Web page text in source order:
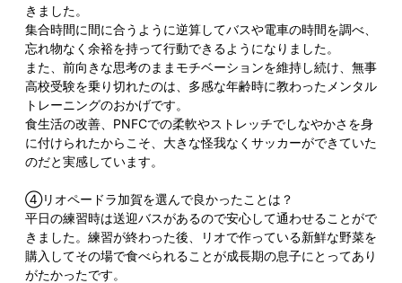
きました。
集合時間に間に合うように逆算してバスや電車の時間を調べ、
忘れ物なく余裕を持って行動できるようになりました。
また、前向きな思考のままモチベーションを維持し続け、無事
高校受験を乗り切れたのは、多感な年齢時に教わったメンタル
トレーニングのおかげです。
食生活の改善、PNFCでの柔軟やストレッチでしなやかさを身
に付けられたからこそ、大きな怪我なくサッカーができていた
のだと実感しています。
④リオペードラ加賀を選んで良かったことは？
平日の練習時は送迎バスがあるので安心して通わせることがで
きました。練習が終わった後、リオで作っている新鮮な野菜を
購入してその場で食べられることが成長期の息子にとってあり
がたかったです。